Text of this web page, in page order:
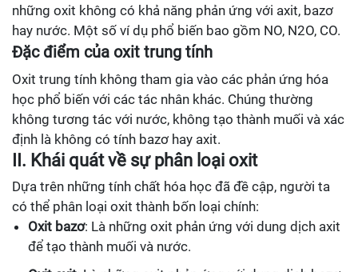
những oxit không có khả năng phản ứng với axit, bazơ
hay nước. Một số ví dụ phổ biến bao gồm NO, N2O, CO.
Đặc điểm của oxit trung tính
Oxit trung tính không tham gia vào các phản ứng hóa
học phổ biến với các tác nhân khác. Chúng thường
không tương tác với nước, không tạo thành muối và xác
định là không có tính bazơ hay axit.
II. Khái quát về sự phân loại oxit
Dựa trên những tính chất hóa học đã đề cập, người ta
có thể phân loại oxit thành bốn loại chính:
Oxit bazơ: Là những oxit phản ứng với dung dịch axit
để tạo thành muối và nước.